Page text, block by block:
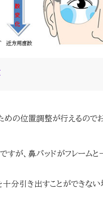
めの位置調整が行えるので
ですが、鼻パッドがフレーム
十分引き出すことができな